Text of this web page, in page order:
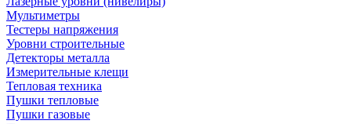
Мультиметры
Тестеры напряжения
Уровни строительные
Детекторы металла
Измерительные клещи
Тепловая техника
Пушки тепловые
Пушки газовые